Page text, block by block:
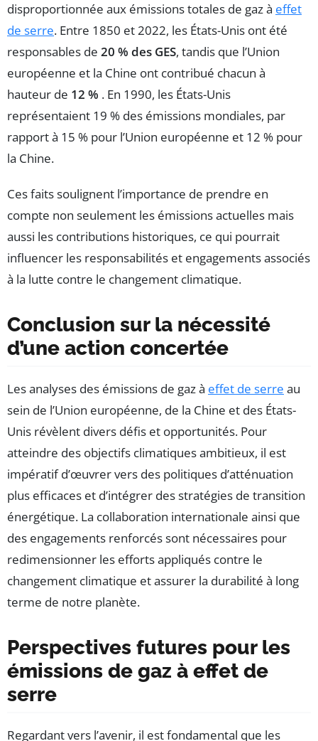
disproportionnée aux émissions totales de gaz à effet
de serre. Entre 1850 et 2022, les États-Unis ont été
responsables de 20 % des GES, tandis que l’Union
européenne et la Chine ont contribué chacun à
hauteur de 12 % . En 1990, les États-Unis
représentaient 19 % des émissions mondiales, par
rapport à 15 % pour l’Union européenne et 12 % pour
la Chine.
Ces faits soulignent l’importance de prendre en
compte non seulement les émissions actuelles mais
aussi les contributions historiques, ce qui pourrait
influencer les responsabilités et engagements associés
à la lutte contre le changement climatique.
Conclusion sur la nécessité
d’une action concertée
Les analyses des émissions de gaz à effet de serre au
sein de l’Union européenne, de la Chine et des États-
Unis révèlent divers défis et opportunités. Pour
atteindre des objectifs climatiques ambitieux, il est
impératif d’œuvrer vers des politiques d’atténuation
plus efficaces et d’intégrer des stratégies de transition
énergétique. La collaboration internationale ainsi que
des engagements renforcés sont nécessaires pour
redimensionner les efforts appliqués contre le
changement climatique et assurer la durabilité à long
terme de notre planète.
Perspectives futures pour les
émissions de gaz à effet de
serre
Regardant vers l’avenir, il est fondamental que les